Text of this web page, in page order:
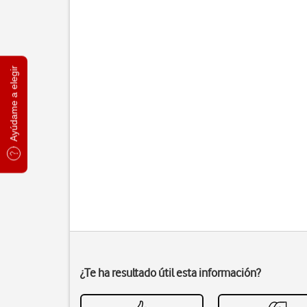
Ayúdame a elegir
¿Te ha resultado útil esta información?